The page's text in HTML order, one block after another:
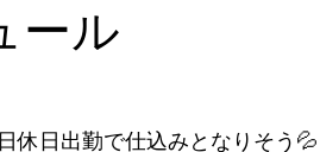
トーレン予約受付中🎄
ール
休日出勤で仕込みとなりそう💦